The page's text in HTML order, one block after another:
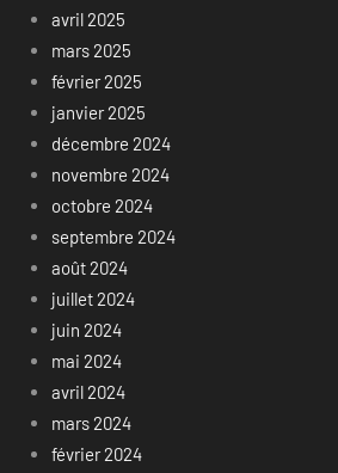
avril 2025
mars 2025
février 2025
janvier 2025
décembre 2024
novembre 2024
octobre 2024
septembre 2024
août 2024
juillet 2024
juin 2024
mai 2024
avril 2024
mars 2024
février 2024